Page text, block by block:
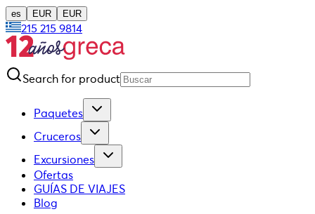
es EUR EUR
215 215 9814
Search for product
Paquetes
Cruceros
Excursiones
Ofertas
GUÍAS DE VIAJES
Blog